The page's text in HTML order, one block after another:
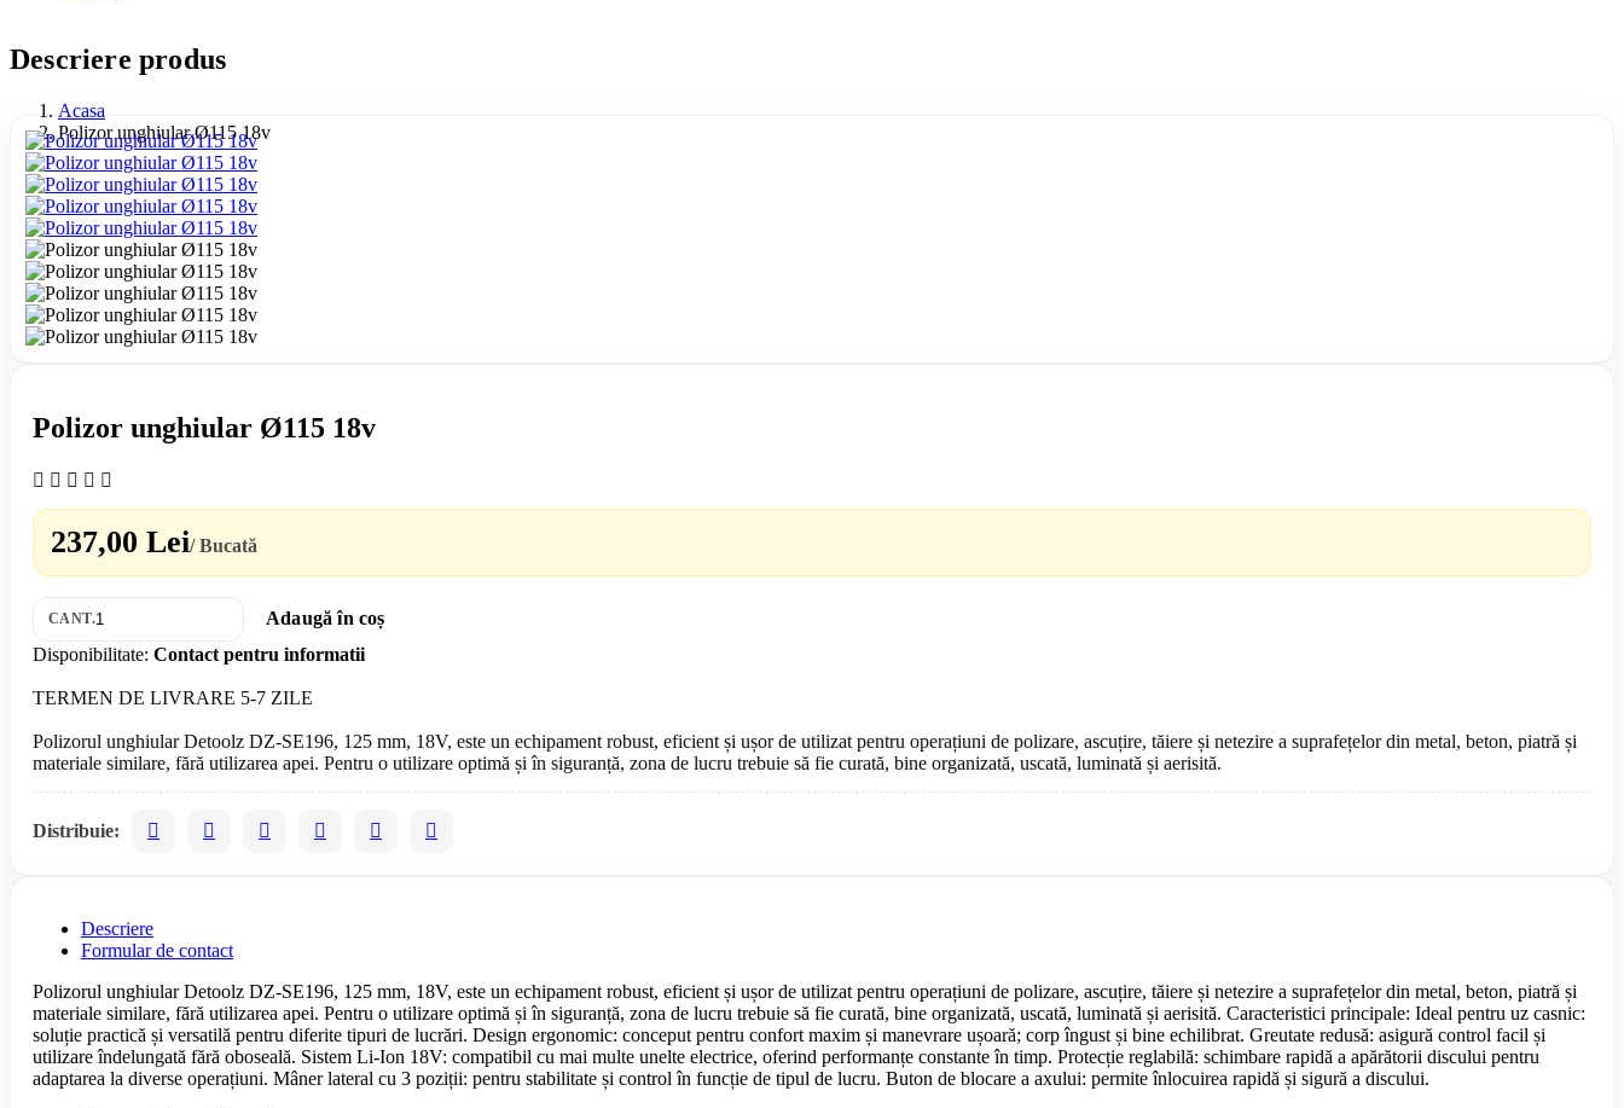
Descriere produs
Acasa
Polizor unghiular Ø115 18v
Polizor unghiular Ø115 18v
237,00 Lei/ Bucată
CANT.
Adaugă în coș
Disponibilitate: Contact pentru informatii
TERMEN DE LIVRARE 5-7 ZILE
Polizorul unghiular Detoolz DZ-SE196, 125 mm, 18V, este un echipament robust, eficient și ușor de utilizat pentru operațiuni de polizare, ascuțire, tăiere și netezire a suprafețelor din metal, beton, piatră și
Distribuie:
Descriere
Formular de contact
Polizorul unghiular Detoolz DZ-SE196, 125 mm, 18V, este un echipament robust, eficient și ușor de utilizat pentru operațiuni de polizare, ascuțire, tăiere și netezire a suprafețelor din metal, beton, piatră și
materiale similare, fără utilizarea apei. Pentru o utilizare optimă și în siguranță, zona de lucru trebuie să fie curată, bine organizată, uscată, luminată și aerisită. Caracteristici principale: Ideal pentru uz casnic:
soluție practică și versatilă pentru diferite tipuri de lucrări. Design ergonomic: conceput pentru confort maxim și manevrare ușoară; corp îngust și bine echilibrat. Greutate redusă: asigură control facil și
utilizare îndelungată fără oboseală. Sistem Li-Ion 18V: compatibil cu mai multe unelte electrice, oferind performanțe constante în timp. Protecție reglabilă: schimbare rapidă a apărătorii discului pentru
adaptarea la diverse operațiuni. Mâner lateral cu 3 poziții: pentru stabilitate și control în funcție de tipul de lucru. Buton de blocare a axului: permite înlocuirea rapidă și sigură a discului.